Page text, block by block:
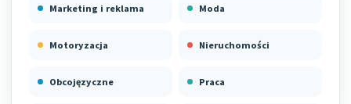
Marketing i reklama Moda
Motoryzacja Nieruchomości
Obcojęzyczne Praca